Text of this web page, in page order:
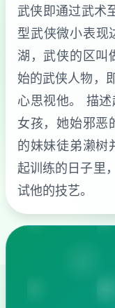
武侠即通过武术
型武侠微小表现
湖，武侠的区叫
始的武侠人物，
心思视他。 描
女孩，她始邪恶
的妹妹徒弟濑树
起训练的日子里
试他的技艺。